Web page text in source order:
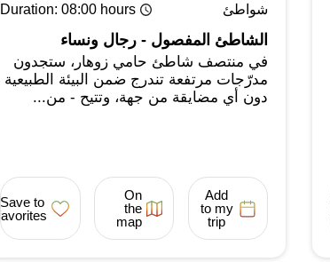
شواطئ Duration: 08:00 hours
الشاطئ المفصول - رجال ونساء
في منتصف شاطئ حامي زوهار، ستجدون
مدرّجات مرتفعة تندرج ضمن البيئة الطبيعية
دون أي مضايقة من جهة، وتتيح - من...
Add
to my
trip
On
the
map
Save to
favorites